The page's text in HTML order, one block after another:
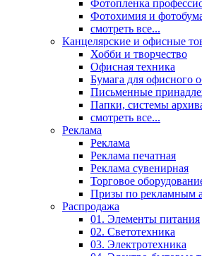
Фотопленка
Фотохимия и
смотреть все...
Канцелярские и офисные
Хобби и творчество
Офисная техника
Бумага для офисного
Письменные
Папки, системы
смотреть все...
Реклама
Реклама
Реклама печатная
Реклама сувенирная
Торговое
Призы по рекламным
Распродажа
01. Элементы питания
02. Светотехника
03. Электротехника